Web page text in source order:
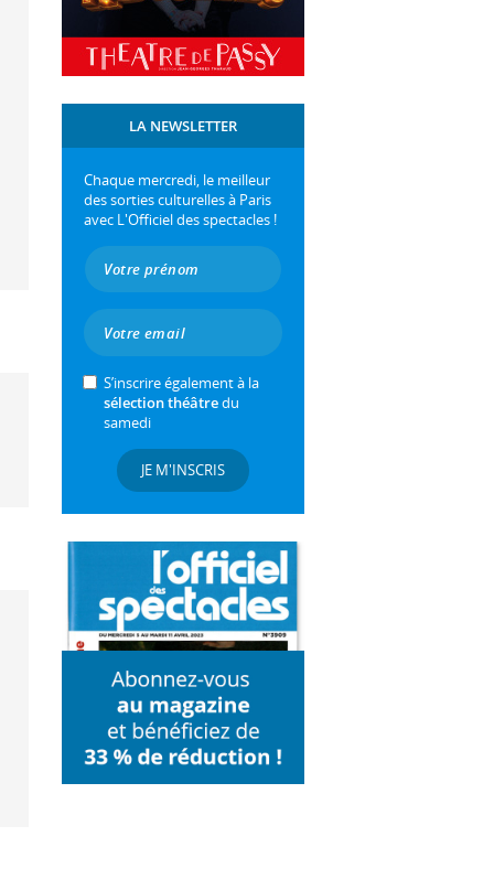
LA NEWSLETTER
Chaque mercredi, le meilleur
des sorties culturelles à Paris
avec L'Officiel des spectacles !
S’inscrire également à la
sélection théâtredu
samedi
JE M'INSCRIS